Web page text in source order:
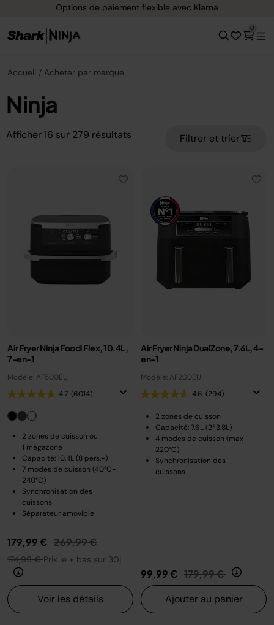
Options de paiement flexible avec Klarna
0
Accueil Acheter par marque
Ninja
Afficher 16 sur 279 résultats Filtrer et trier
Air Fryer Ninja Foodi Flex, 10.4L,
7-en-1
Modèle: AF500EU
4.7 (6014)
2 zones de cuisson ou
1 mégazone
Capacité: 10.4L (8 pers.+)
7 modes de cuisson (40°C-
240°C)
Synchronisation des
cuissons
Séparateur amovible
179,99 € Prix réduit de
269,99 €au
174,99 €Prix le + bas sur 30j
Voir les détails
Air Fryer Ninja DualZone, 7.6L, 4-
en-1
Modèle: AF200EU
4.6 (294)
2 zones de cuisson
Capacité: 7.6L (2*3.8L)
4 modes de cuisson (max
220°C)
Synchronisation des
cuissons
99,99 € Prix réduit de
179,99 € au
Ajouter au panier